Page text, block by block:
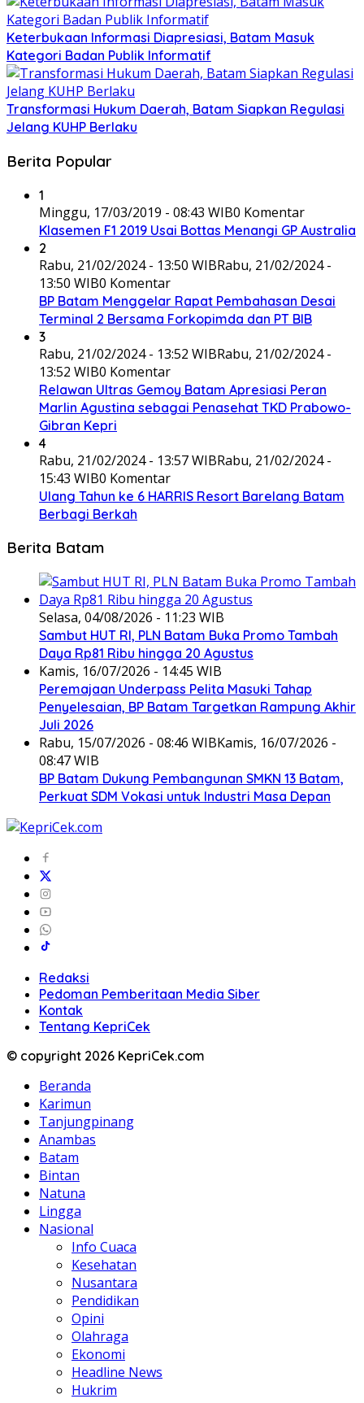
Keterbukaan Informasi Diapresiasi, Batam Masuk
Kategori Badan Publik Informatif
Transformasi Hukum Daerah, Batam Siapkan Regulasi
Jelang KUHP Berlaku
Berita Popular
1
Minggu, 17/03/2019 - 08:43 WIB0 Komentar
Klasemen F1 2019 Usai Bottas Menangi GP Australia
2
Rabu, 21/02/2024 - 13:50 WIBRabu, 21/02/2024 -
13:50 WIB0 Komentar
BP Batam Menggelar Rapat Pembahasan Desai
Terminal 2 Bersama Forkopimda dan PT BIB
3
Rabu, 21/02/2024 - 13:52 WIBRabu, 21/02/2024 -
13:52 WIB0 Komentar
Relawan Ultras Gemoy Batam Apresiasi Peran
Marlin Agustina sebagai Penasehat TKD Prabowo-
Gibran Kepri
4
Rabu, 21/02/2024 - 13:57 WIBRabu, 21/02/2024 -
15:43 WIB0 Komentar
Ulang Tahun ke 6 HARRIS Resort Barelang Batam
Berbagi Berkah
Berita Batam
Selasa, 04/08/2026 - 11:23 WIB
Sambut HUT RI, PLN Batam Buka Promo Tambah
Daya Rp81 Ribu hingga 20 Agustus
Kamis, 16/07/2026 - 14:45 WIB
Peremajaan Underpass Pelita Masuki Tahap
Penyelesaian, BP Batam Targetkan Rampung Akhir
Juli 2026
Rabu, 15/07/2026 - 08:46 WIBKamis, 16/07/2026 -
08:47 WIB
BP Batam Dukung Pembangunan SMKN 13 Batam,
Perkuat SDM Vokasi untuk Industri Masa Depan
Redaksi
Pedoman Pemberitaan Media Siber
Kontak
Tentang KepriCek
© copyright 2026 KepriCek.com
Beranda
Karimun
Tanjungpinang
Anambas
Batam
Bintan
Natuna
Lingga
Nasional
Info Cuaca
Kesehatan
Nusantara
Pendidikan
Opini
Olahraga
Ekonomi
Headline News
Hukrim